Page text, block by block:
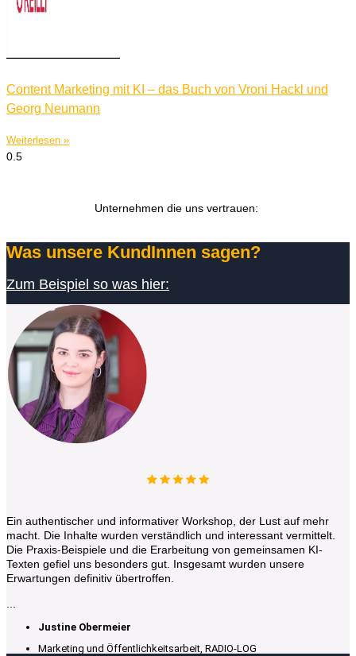
Content Marketing mit KI – das Buch von Vroni Hackl und
Georg Neumann
Weiterlesen »
Unternehmen die uns vertrauen:
Was unsere KundInnen sagen?
Zum Beispiel so was hier:
Ein authentischer und informativer Workshop, der Lust auf mehr
macht. Die Inhalte wurden verständlich und interessant vermittelt.
Die Praxis-Beispiele und die Erarbeitung von gemeinsamen KI-
Texten gefiel uns besonders gut. Insgesamt wurden unsere
Erwartungen definitiv übertroffen.
Justine Obermeier
Marketing und Öffentlichkeitsarbeit, RADIO-LOG